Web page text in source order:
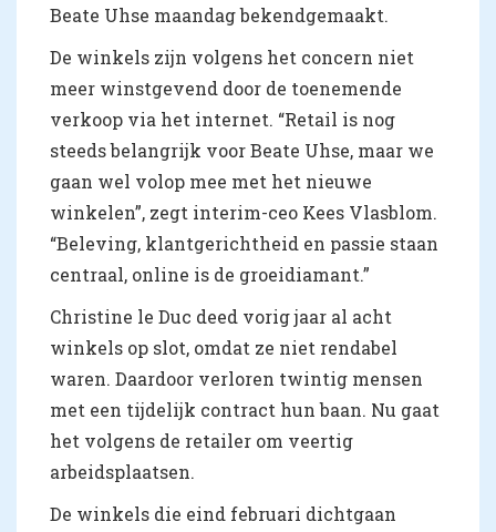
Beate Uhse maandag bekendgemaakt.
De winkels zijn volgens het concern niet
meer winstgevend door de toenemende
verkoop via het internet. “Retail is nog
steeds belangrijk voor Beate Uhse, maar we
gaan wel volop mee met het nieuwe
winkelen”, zegt interim-ceo Kees Vlasblom.
“Beleving, klantgerichtheid en passie staan
centraal, online is de groeidiamant.”
Christine le Duc deed vorig jaar al acht
winkels op slot, omdat ze niet rendabel
waren. Daardoor verloren twintig mensen
met een tijdelijk contract hun baan. Nu gaat
het volgens de retailer om veertig
arbeidsplaatsen.
De winkels die eind februari dichtgaan